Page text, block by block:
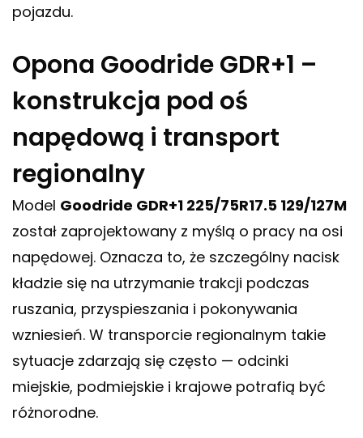
pojazdu.
Opona Goodride GDR+1 –
konstrukcja pod oś
napędową i transport
regionalny
Model Goodride GDR+1 225/75R17.5 129/127M
został zaprojektowany z myślą o pracy na osi
napędowej. Oznacza to, że szczególny nacisk
kładzie się na utrzymanie trakcji podczas
ruszania, przyspieszania i pokonywania
wzniesień. W transporcie regionalnym takie
sytuacje zdarzają się często — odcinki
miejskie, podmiejskie i krajowe potrafią być
różnorodne.